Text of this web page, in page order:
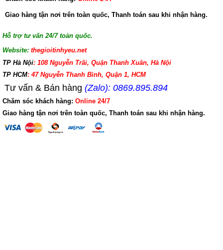
Giao hàng tận nơi trên toàn quốc, Thanh toán sau khi nhận hàng.
Hỗ trợ tư vấn 24/7 toàn quốc.
Website: thegioitinhyeu.net
TP Hà Nội: 108 Nguyễn Trãi, Quận Thanh Xuân, Hà Nội
TP HCM: 47 Nguyễn Thanh Bình, Quận 1, HCM
Tư vấn & Bán hàng (Zalo): 0869.895.894
Chăm sóc khách hàng: Online 24/7
Giao hàng tận nơi trên toàn quốc, Thanh toán sau khi nhận hàng.